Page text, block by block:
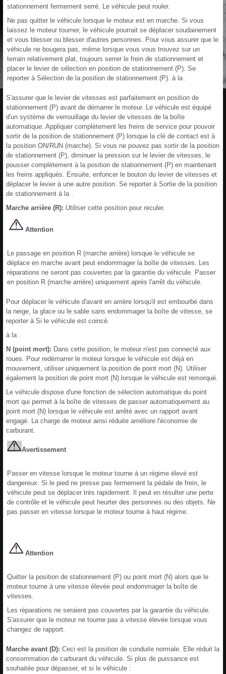
stationnement fermement serré. Le véhicule peut rouler.
Ne pas quitter le véhicule lorsque le moteur est en marche. Si vous
laissez le moteur tourner, le véhicule pourrait se déplacer soudainement
et vous blesser ou blesser d'autres personnes. Pour vous assurer que le
véhicule ne bougera pas, même lorsque vous vous trouvez sur un
terrain relativement plat, toujours serrer le frein de stationnement et
placer le levier de sélection en position de stationnement (P). Se
reporter à Sélection de la position de stationnement (P). à la .
S'assurer que le levier de vitesses est parfaitement en position de
stationnement (P) avant de démarrer le moteur. Le véhicule est équipé
d'un système de verrouillage du levier de vitesses de la boîte
automatique. Appliquer complètement les freins de service pour pouvoir
sortir de la position de stationnement (P) lorsque la clé de contact est à
la position ON/RUN (marche). Si vous ne pouvez pas sortir de la position
de stationnement (P), diminuer la pression sur le levier de vitesses, le
pousser complètement à la position de stationnement (P) en maintenant
les freins appliqués. Ensuite, enfoncer le bouton du levier de vitesses et
déplacer le levier à une autre position. Se reporter à Sortie de la position
de stationnement à la .
Marche arrière (R): Utiliser cette position pour reculer.
Attention
Le passage en position R (marche arrière) lorsque le véhicule se
déplace en marche avant peut endommager la boîte de vitesses. Les
réparations ne seront pas couvertes par la garantie du véhicule. Passer
en position R (marche arrière) uniquement après l'arrêt du véhicule.
Pour déplacer le véhicule d'avant en arrière lorsqu'il est embourbé dans
la neige, la glace ou le sable sans endommager la boîte de vitesse, se
reporter à Si le véhicule est coincé.
à la .
N (point mort): Dans cette position, le moteur n'est pas connecté aux
roues. Pour redémarrer le moteur lorsque le véhicule est déjà en
mouvement, utiliser uniquement la position de point mort (N). Utiliser
également la position de point mort (N) lorsque le véhicule est remorqué.
Le véhicule dispose d'une fonction de sélection automatique du point
mort qui permet à la boîte de vitesses de passer automatiquement au
point mort (N) lorsque le véhicule est arrêté avec un rapport avant
engagé. La charge de moteur ainsi réduite améliore l'économie de
carburant.
Avertissement
Passer en vitesse lorsque le moteur tourne à un régime élevé est
dangereux. Si le pied ne presse pas fermement la pédale de frein, le
véhicule peut se déplacer très rapidement. Il peut en résulter une perte
de contrôle et le véhicule peut heurter des personnes ou des objets. Ne
pas passer en vitesse lorsque le moteur tourne à haut régime.
Attention
Quitter la position de stationnement (P) ou point mort (N) alors que le
moteur tourne à une vitesse élevée peut endommager la boîte de
vitesses.
Les réparations ne seraient pas couvertes par la garantie du véhicule.
S'assurer que le moteur ne tourne pas à vitesse élevée lorsque vous
changez de rapport.
Marche avant (D): Ceci est la position de conduite normale. Elle réduit la
consommation de carburant du véhicule. Si plus de puissance est
souhaitée pour dépasser, et si le véhicule :